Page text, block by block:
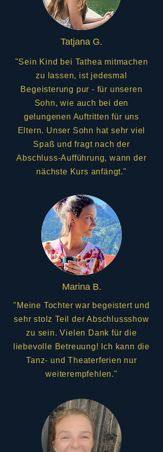
Tatjana G.
"Sein Kind bei Tathea mitmachen
zu lassen, ist jedesmal
Begeisterung pur - für unseren
Sohn, wie auch bei den
gelungenen Auftritten für uns
Eltern. Unser Sohn hat sehr viel
Spaß und fragt nach der
Abschluss-Aufführung, wann der
nächste Kurs anfängt."
Marina B.
"Meine Tochter war begeistert und
sehr stolz Teil der Abschlussshow
zu sein. Vielen Dank für die
liebevolle Betreuung! Ich kann die
Tanz- und Theaterferien nur
weiterempfehlen."